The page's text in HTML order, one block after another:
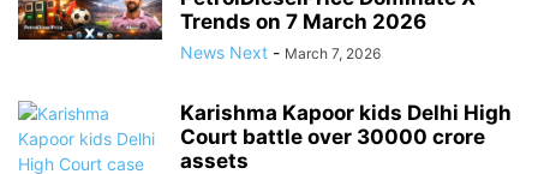
Trends on 7 March 2026
News Next - March 7, 2026
Karishma Kapoor kids Delhi High
Court battle over 30000 crore
assets